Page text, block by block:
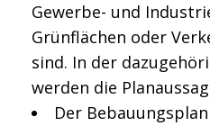
Gewerbe- und
Grünflächen oder
sind. In der
werden die
Der